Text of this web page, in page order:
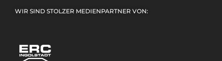
WIR SIND STOLZER MEDIENPARTNER VON: